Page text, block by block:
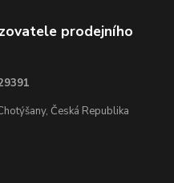
prodejního
Česká Republika